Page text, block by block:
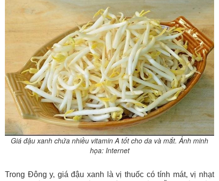
Giá đậu xanh chứa nhiều vitamin A tốt cho da và mắt. Ảnh minh
họa: Internet
Trong Đông y, giá đậu xanh là vị thuốc có tính mát, vị nhạt